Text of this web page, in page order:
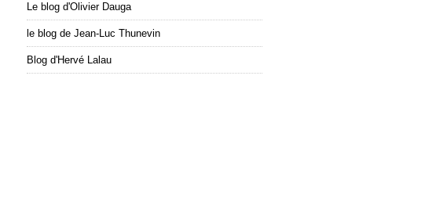
Le blog d'Olivier Dauga
le blog de Jean-Luc Thunevin
Blog d'Hervé Lalau